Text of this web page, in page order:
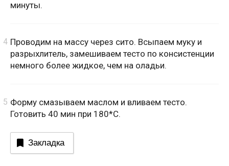
минуты.
Проводим на массу через сито. Всыпаем муку и
разрыхлитель, замешиваем тесто по консистенции
немного более жидкое, чем на оладьи.
Форму смазываем маслом и вливаем тесто.
Готовить 40 мин при 180*С.
Закладка